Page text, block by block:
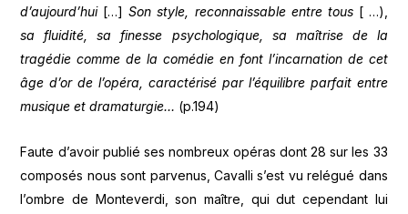
d’aujourd’hui[…]Son style, reconnaissable entre tous[ …),
sa fluidité, sa finesse psychologique, sa maîtrise de la
tragédie comme de la comédie en font l’incarnation de cet
âge d’or de l’opéra, caractérisé par l’équilibre parfait entre
musique et dramaturgie… (p.194)
Faute d’avoir publié ses nombreux opéras dont 28 sur les 33
composés nous sont parvenus, Cavalli s’est vu relégué dans
l’ombre de Monteverdi, son maître, qui dut cependant lui